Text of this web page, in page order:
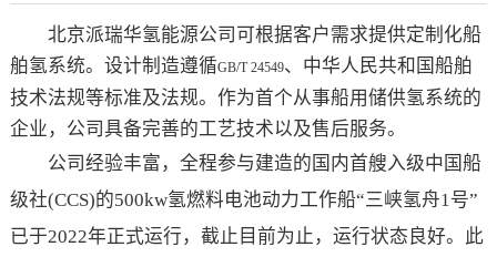
北京派瑞华氢能源公司可根据客户需求提供定制化船
舶氢系统。设计制造遵循GB/T 24549、中华人民共和国船舶
技术法规等标准及法规。作为首个从事船用储供氢系统的
企业，公司具备完善的工艺技术以及售后服务。
公司经验丰富，全程参与建造的国内首艘入级中国船
级社(CCS)的500kw氢燃料电池动力工作船“三峡氢舟1号”
已于2022年正式运行，截止目前为止，运行状态良好。此